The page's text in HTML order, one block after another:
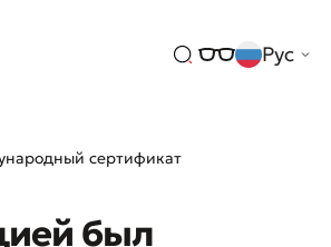
Рус
сертификат
был